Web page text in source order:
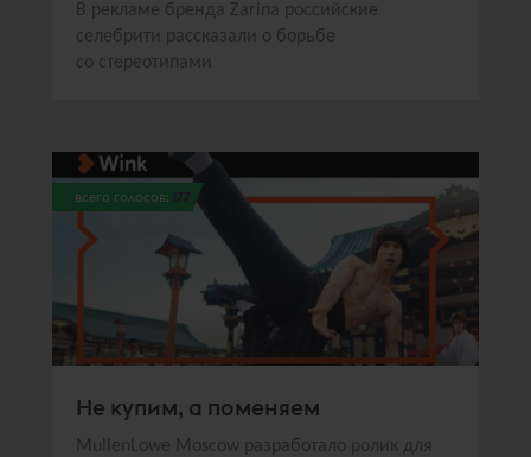
В рекламе бренда Zarina российские
селебрити рассказали о борьбе
со стереотипами
всего голосов: 177
Не купим, а поменяем
MullenLowe Moscow разработало ролик для